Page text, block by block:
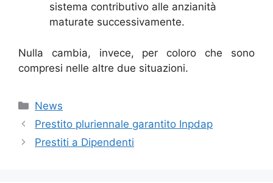
sistema contributivo alle anzianità
maturate successivamente.
Nulla cambia, invece, per coloro che sono
compresi nelle altre due situazioni.
Categorie
News
Prestito pluriennale garantito Inpdap
Prestiti a Dipendenti